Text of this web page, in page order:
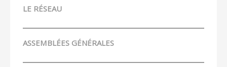
LE RÉSEAU
ASSEMBLÉES GÉNÉRALES